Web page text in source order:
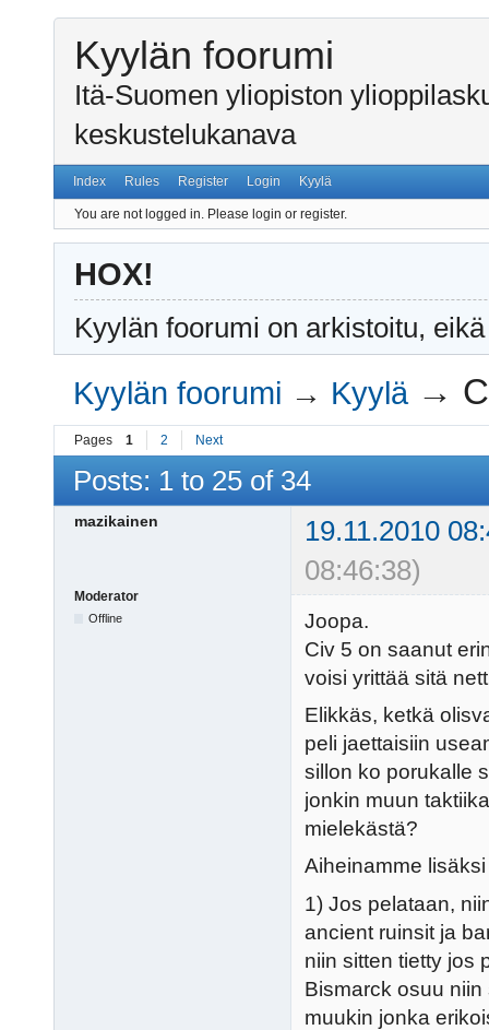
Kyylän foorumi
Itä-Suomen yliopiston
keskustelukanava
Index Rules Register Login Kyylä
You are not logged in. Please login or register.
HOX!
Kyylän foorumi on arkistoitu,
Kyylän foorumi → Kyylä →
Pages 1 2 Next
Posts: 1 to 25 of 34
mazikainen
19.11.2010
08:46:38)
Moderator
Offline
Joopa.
Civ 5 on saanut
voisi yrittää sitä
Elikkäs, ketkä
peli jaettaisiin
sillon ko porukalle
jonkin muun
mielekästä?
Aiheinamme
1) Jos pelataan,
ancient ruinsit ja
niin sitten tietty jos
Bismarck osuu
muukin jonka